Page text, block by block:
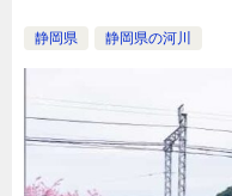
静岡県 静岡県の河川